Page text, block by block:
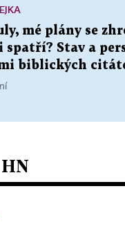
mé plány se
spatří? Stav a
biblických